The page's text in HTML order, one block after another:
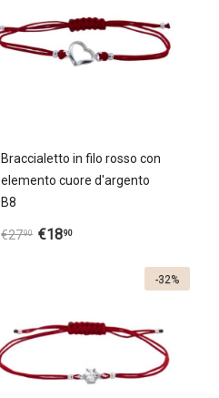
Braccialetto in filo rosso con
elemento cuore d'argento
B8
€2790 €1890
-32%